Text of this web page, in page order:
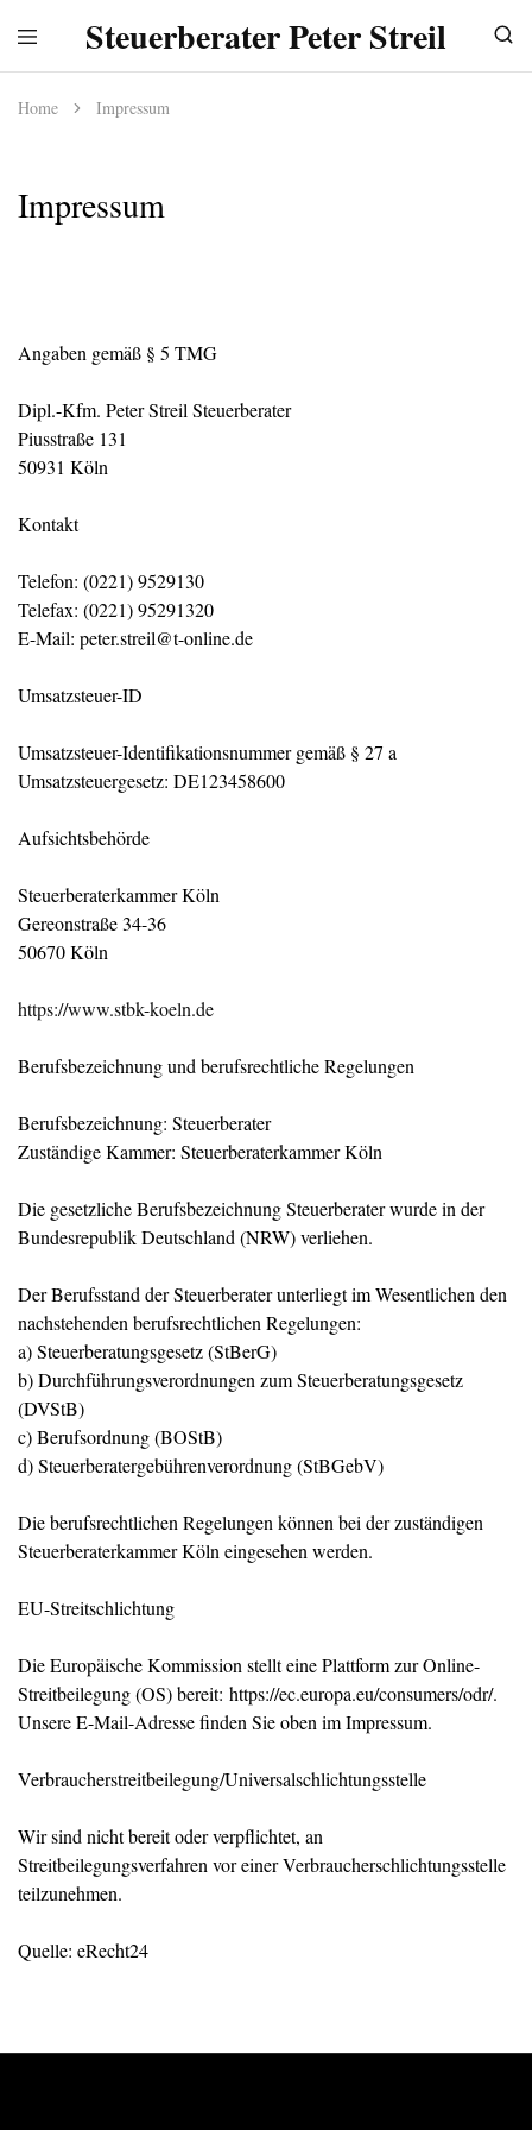
Steuerberater Peter Streil
Home Impressum
Impressum
Angaben gemäß § 5 TMG
Dipl.-Kfm. Peter Streil Steuerberater
Piusstraße 131
50931 Köln
Kontakt
Telefon: (0221) 9529130
Telefax: (0221) 95291320
E-Mail: peter.streil@t-online.de
Umsatzsteuer-ID
Umsatzsteuer-Identifikationsnummer gemäß § 27 a
Umsatzsteuergesetz: DE123458600
Aufsichtsbehörde
Steuerberaterkammer Köln
Gereonstraße 34-36
50670 Köln
https://www.stbk-koeln.de
Berufsbezeichnung und berufsrechtliche Regelungen
Berufsbezeichnung: Steuerberater
Zuständige Kammer: Steuerberaterkammer Köln
Die gesetzliche Berufsbezeichnung Steuerberater wurde in der
Bundesrepublik Deutschland (NRW) verliehen.
Der Berufsstand der Steuerberater unterliegt im Wesentlichen den
nachstehenden berufsrechtlichen Regelungen:
a) Steuerberatungsgesetz (StBerG)
b) Durchführungsverordnungen zum Steuerberatungsgesetz
(DVStB)
c) Berufsordnung (BOStB)
d) Steuerberatergebührenverordnung (StBGebV)
Die berufsrechtlichen Regelungen können bei der zuständigen
Steuerberaterkammer Köln eingesehen werden.
EU-Streitschlichtung
Die Europäische Kommission stellt eine Plattform zur Online-
Streitbeilegung (OS) bereit: https://ec.europa.eu/consumers/odr/.
Unsere E-Mail-Adresse finden Sie oben im Impressum.
Verbraucherstreitbeilegung/Universalschlichtungsstelle
Wir sind nicht bereit oder verpflichtet, an
Streitbeilegungsverfahren vor einer Verbraucherschlichtungsstelle
teilzunehmen.
Quelle: eRecht24